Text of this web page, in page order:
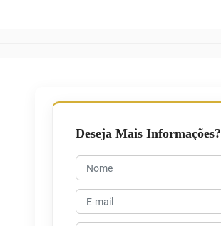
Deseja Mais Informações?